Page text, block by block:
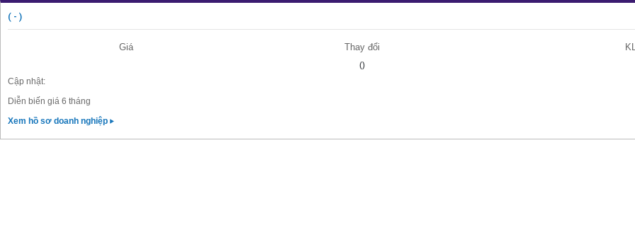
( - )
Giá Thay đổi
()
Cập nhật:
Diễn biến giá 6 tháng
Xem hồ sơ doanh nghiệp